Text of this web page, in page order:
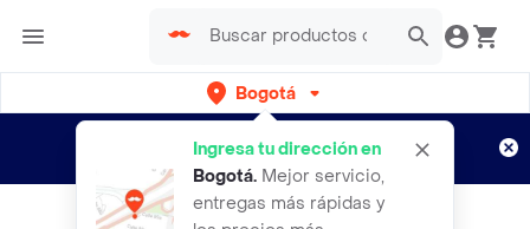
Bogotá
Ingresa tu dirección en
Bogotá. Mejor servicio,
entregas más rápidas y
envíos gratis por semanas
Aplican TyC